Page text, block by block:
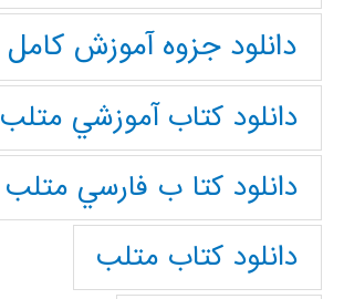
دانلود جزوه آموزش کامل matlab
دانلود كتاب آموزشي متلب
دانلود كتا ب فارسي متلب
دانلود كتاب متلب